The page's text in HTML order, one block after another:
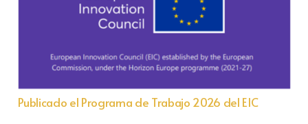
Publicado el Programa de Trabajo 2026 del EIC